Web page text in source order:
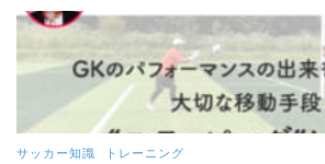
サッカー知識 トレーニング